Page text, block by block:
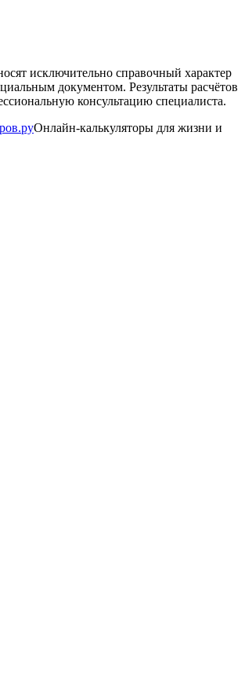
исключительно справочный характер
документом. Результаты расчётов
консультацию специалиста.
Онлайн-калькуляторы для жизни и